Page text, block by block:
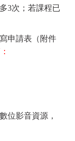
3次；若課程已
申請表（附件
位影音資源，